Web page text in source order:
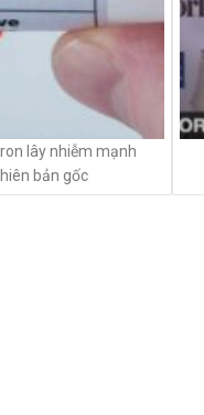
lây nhiễm mạnh
bản gốc